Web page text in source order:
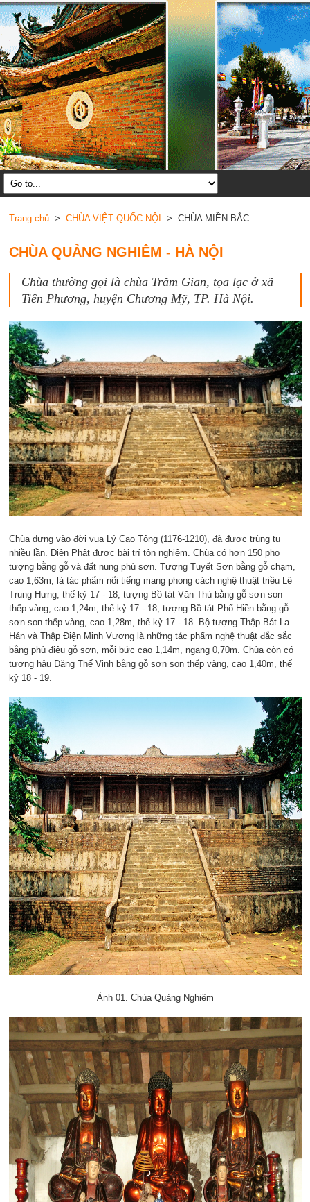
Trang chủ> CHÙA VIỆT QUỐC NỘI > CHÙA MIỀN BẮC
CHÙA QUẢNG NGHIÊM - HÀ NỘI
Chùa thường gọi là chùa Trăm Gian, tọa lạc ở xã
Tiên Phương, huyện Chương Mỹ, TP. Hà Nội.
Chùa dựng vào đời vua Lý Cao Tông (1176-1210), đã được trùng tu
nhiều lần. Điện Phật được bài trí tôn nghiêm. Chùa có hơn 150 pho
tượng bằng gỗ và đất nung phủ sơn. Tượng Tuyết Sơn bằng gỗ chạm,
cao 1,63m, là tác phẩm nổi tiếng mang phong cách nghệ thuật triều Lê
Trung Hưng, thế kỷ 17 - 18; tượng Bồ tát Văn Thù bằng gỗ sơn son
thếp vàng, cao 1,24m, thế kỷ 17 - 18; tượng Bồ tát Phổ Hiền bằng gỗ
sơn son thếp vàng, cao 1,28m, thế kỷ 17 - 18. Bộ tượng Thập Bát La
Hán và Thập Điện Minh Vương là những tác phẩm nghệ thuật đắc sắc
bằng phù điêu gỗ sơn, mỗi bức cao 1,14m, ngang 0,70m. Chùa còn có
tượng hậu Đặng Thế Vinh bằng gỗ sơn son thếp vàng, cao 1,40m, thế
kỷ 18 - 19.
Ảnh 01. Chùa Quảng Nghiêm